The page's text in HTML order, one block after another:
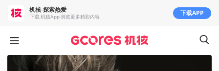
机核-探索热爱
下载 机核App 浏览更多精彩内容 下载APP